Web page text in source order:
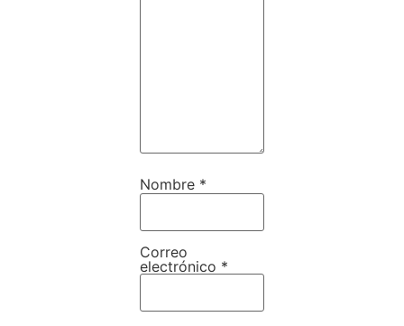
Nombre *
Correo
electrónico *